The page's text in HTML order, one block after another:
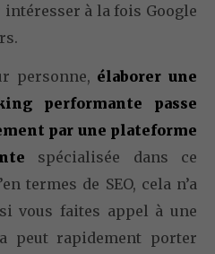
à la fois Google
personne, élaborer une
performante passe
par une plateforme
spécialisée dans ce
termes de SEO, cela n’a
vous faites appel à une
peut rapidement porter